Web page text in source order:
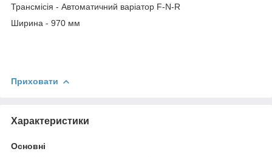
Трансмісія - Автоматичний варіатор F-N-R
Ширина - 970 мм
Приховати
Характеристики
Основні